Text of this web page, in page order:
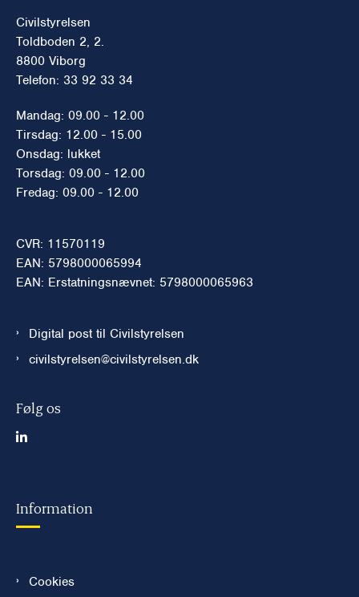
Civilstyrelsen
Toldboden 2, 2.
8800 Viborg
Telefon: 33 92 33 34
Mandag: 09.00 - 12.00
Tirsdag: 12.00 - 15.00
Onsdag: lukket
Torsdag: 09.00 - 12.00
Fredag: 09.00 - 12.00
CVR: 11570119
EAN: 5798000065994
EAN: Erstatningsnævnet: 5798000065963
Digital post til Civilstyrelsen
civilstyrelsen@civilstyrelsen.dk
Følg os
Information
Cookies